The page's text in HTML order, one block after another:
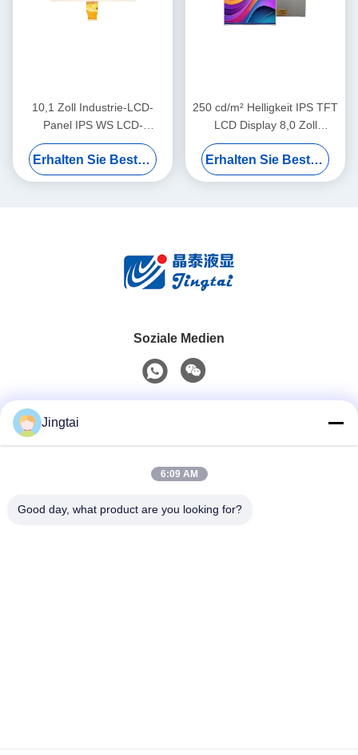
10,1 Zoll Industrie-LCD-
Panel IPS WS LCD-
Bildschirm mit 1024x600
Auflösung
Erhalten Sie Besten Preis
250 cd/m² Helligkeit IPS TFT
LCD Display 8,0 Zoll
Industrie-LCD-Bildschirm
High Definition
Erhalten Sie Besten Preis
Soziale Medien
0086-755-27491128
Jingtai
6:09 AM
Good day, what product are you looking for?